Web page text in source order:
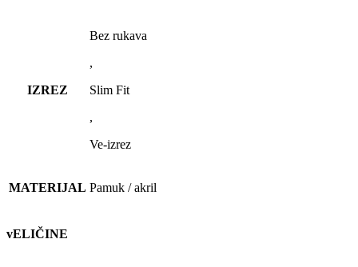
IZREZ
Bez rukava
,
Slim Fit
,
Ve-izrez
MATERIJAL Pamuk / akril
vELIČINE